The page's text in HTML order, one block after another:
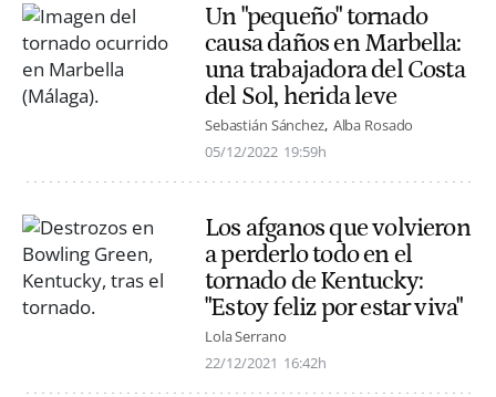
Un "pequeño" tornado
causa daños en Marbella:
una trabajadora del Costa
del Sol, herida leve
Sebastián Sánchez Alba Rosado
05/12/2022 19:59h
Los afganos que volvieron
a perderlo todo en el
tornado de Kentucky:
"Estoy feliz por estar viva"
Lola Serrano
22/12/2021 16:42h